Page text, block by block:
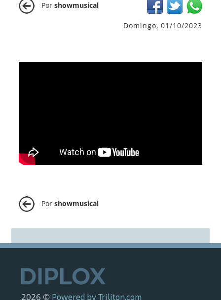
Porshowmusical
Domingo, 01/10/2023
Porshowmusical
2026 © Powered by Triliton.com